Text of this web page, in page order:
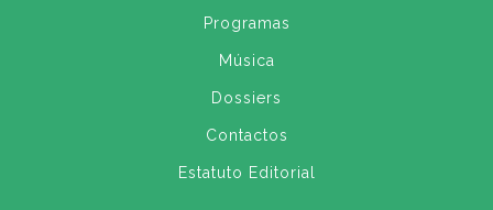
Programas
Música
Dossiers
Contactos
Estatuto Editorial